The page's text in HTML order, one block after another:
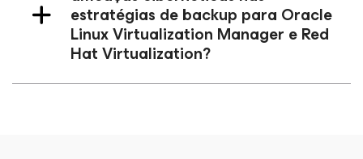
estratégias de backup para Oracle
Linux Virtualization Manager e Red
Hat Virtualization?